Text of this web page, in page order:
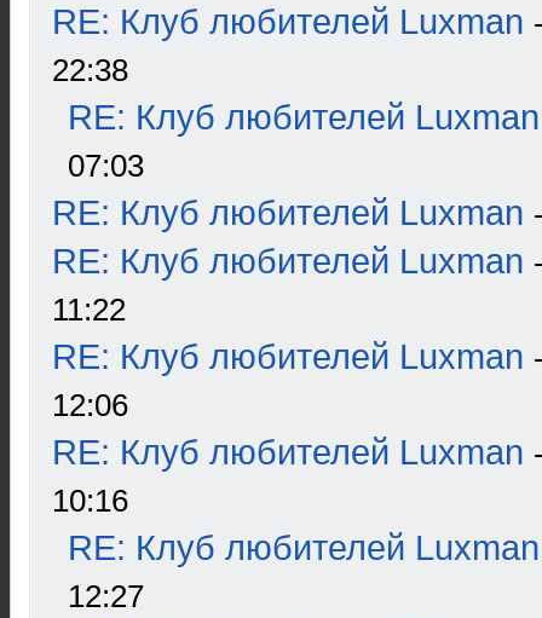
RE: Клуб любителей Luxman
22:38
RE: Клуб любителей Luxman
07:03
RE: Клуб любителей Luxman
RE: Клуб любителей Luxman
11:22
RE: Клуб любителей Luxman
12:06
RE: Клуб любителей Luxman
10:16
RE: Клуб любителей Luxman
12:27